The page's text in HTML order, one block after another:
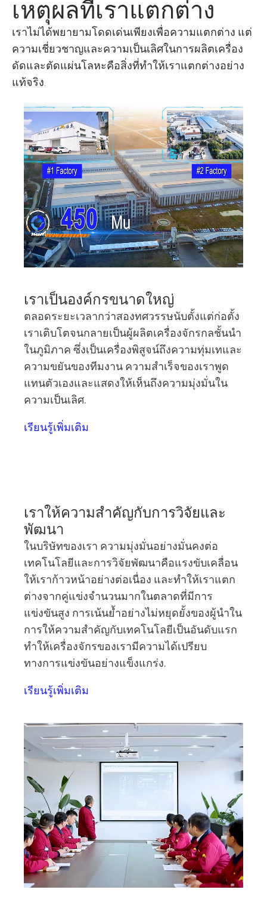
เหตุผลที่เราแตกต่าง
เราไม่ได้พยายามโดดเด่นเพียงเพื่อความแตกต่าง แต่
ความเชี่ยวชาญและความเป็นเลิศในการผลิตเครื่อง
ดัดและตัดแผ่นโลหะคือสิ่งที่ทำให้เราแตกต่างอย่าง
แท้จริง.
เราเป็นองค์กรขนาดใหญ่
ตลอดระยะเวลากว่าสองทศวรรษนับตั้งแต่ก่อตั้ง
เราเติบโตจนกลายเป็นผู้ผลิตเครื่องจักรกลชั้นนำ
ในภูมิภาค ซึ่งเป็นเครื่องพิสูจน์ถึงความทุ่มเทและ
ความขยันของทีมงาน ความสำเร็จของเราพูด
แทนตัวเองและแสดงให้เห็นถึงความมุ่งมั่นใน
ความเป็นเลิศ.
เรียนรู้เพิ่มเติม
เราให้ความสำคัญกับการวิจัยและ
พัฒนา
ในบริษัทของเรา ความมุ่งมั่นอย่างมั่นคงต่อ
เทคโนโลยีและการวิจัยพัฒนาคือแรงขับเคลื่อน
ให้เราก้าวหน้าอย่างต่อเนื่อง และทำให้เราแตก
ต่างจากคู่แข่งจำนวนมากในตลาดที่มีการ
แข่งขันสูง การเน้นย้ำอย่างไม่หยุดยั้งของผู้นำใน
การให้ความสำคัญกับเทคโนโลยีเป็นอันดับแรก
ทำให้เครื่องจักรของเรามีความได้เปรียบ
ทางการแข่งขันอย่างแข็งแกร่ง.
เรียนรู้เพิ่มเติม